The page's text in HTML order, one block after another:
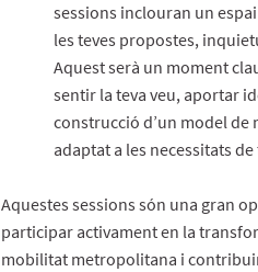
sessions inclouran un
les teves propostes,
Aquest serà un moment
sentir la teva veu, aportar
construcció d’un model de
adaptat a les necessitats
Aquestes sessions són una gran
participar activament en la
mobilitat metropolitana i